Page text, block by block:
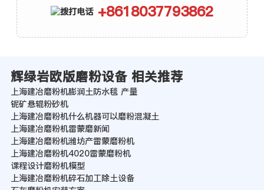
+8618037793862
辉绿岩欧版磨粉设备 相关推荐
上海建冶磨粉机膨润土防水毯 产量
铌矿悬辊粉砂机
上海建冶磨粉机什么机器可以磨粉混凝土
上海建冶磨粉机雷蒙磨新闻
上海建冶磨粉机潍坊产雷蒙磨粉机
上海建冶磨粉机4020雷蒙磨粉机
课程设计磨粉机模型
上海建冶磨粉机碎石加工除土设备